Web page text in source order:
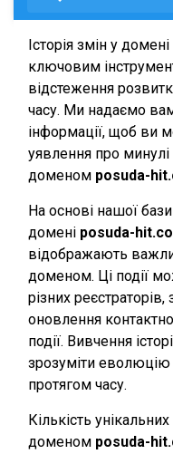
Історія змін у домені
ключовим
відстеження
часу. Ми надаємо
інформації, щоб ви
уявлення про минулі
доменом posuda-
На основі нашої
домені posuda-
відображають
доменом. Ці події
різних
оновлення
події. Вивчення
зрозуміти
протягом часу.
Кількість
доменом posuda-